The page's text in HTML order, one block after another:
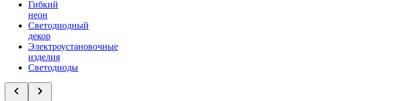
Гибкий
неон
Светодиодный
декор
Электроустановочные
изделия
Светодиоды